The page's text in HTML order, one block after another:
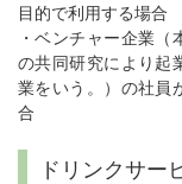
目的で利用する場合
・ベンチャー企業
の共同研究により起
業をいう。）の社員
合
ドリンクサー